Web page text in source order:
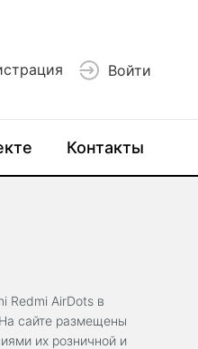
Войти
Контакты
Redmi AirDots в
сайте размещены
их розничной и